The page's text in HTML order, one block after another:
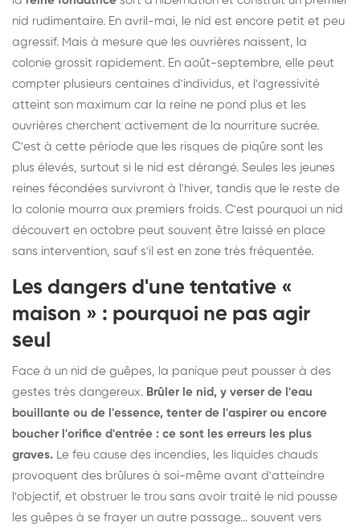
nid rudimentaire. En avril-mai, le nid est encore petit et peu
agressif. Mais à mesure que les ouvrières naissent, la
colonie grossit rapidement. En août-septembre, elle peut
compter plusieurs centaines d'individus, et l'agressivité
atteint son maximum car la reine ne pond plus et les
ouvrières cherchent activement de la nourriture sucrée.
C'est à cette période que les risques de piqûre sont les
plus élevés, surtout si le nid est dérangé. Seules les jeunes
reines fécondées survivront à l'hiver, tandis que le reste de
la colonie mourra aux premiers froids. C'est pourquoi un nid
découvert en octobre peut souvent être laissé en place
sans intervention, sauf s'il est en zone très fréquentée.
Les dangers d'une tentative «
maison » : pourquoi ne pas agir
seul
Face à un nid de guêpes, la panique peut pousser à des
gestes très dangereux. Brûler le nid, y verser de l'eau
bouillante ou de l'essence, tenter de l'aspirer ou encore
boucher l'orifice d'entrée : ce sont les erreurs les plus
graves. Le feu cause des incendies, les liquides chauds
provoquent des brûlures à soi-même avant d'atteindre
l'objectif, et obstruer le trou sans avoir traité le nid pousse
les guêpes à se frayer un autre passage… souvent vers